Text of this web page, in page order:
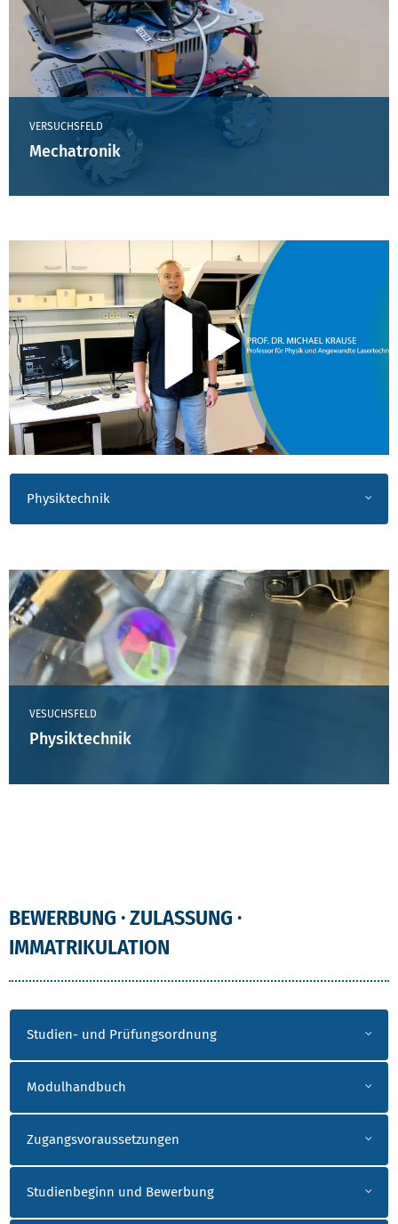
VERSUCHSFELD
Mechatronik
Physiktechnik
VESUCHSFELD
Physiktechnik
BEWERBUNG · ZULASSUNG ·
IMMATRIKULATION
Studien- und Prüfungsordnung
Modulhandbuch
Zugangsvoraussetzungen
Studienbeginn und Bewerbung